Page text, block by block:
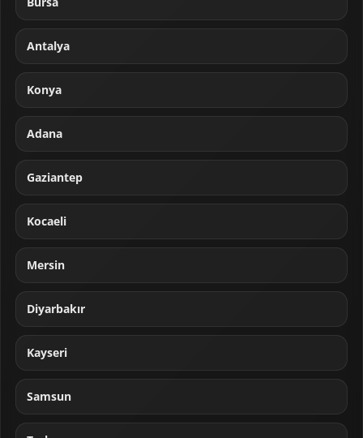
Antalya
Konya
Adana
Gaziantep
Kocaeli
Mersin
Diyarbakır
Kayseri
Samsun